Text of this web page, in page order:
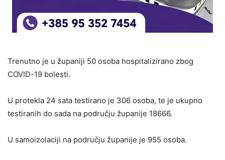
Trenutno je u županiji 50 osoba hospitalizirano zbog
COVID-19 bolesti.
U protekla 24 sata testirano je 306 osoba, te je ukupno
testiranih do sada na području županije 18666.
U samoizolaciji na području županije je 955 osoba.